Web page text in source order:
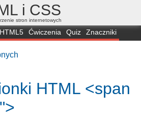
i CSS
stron internetowych
HTML5 Ćwiczenia Quiz
Znaczniki
HTML <span